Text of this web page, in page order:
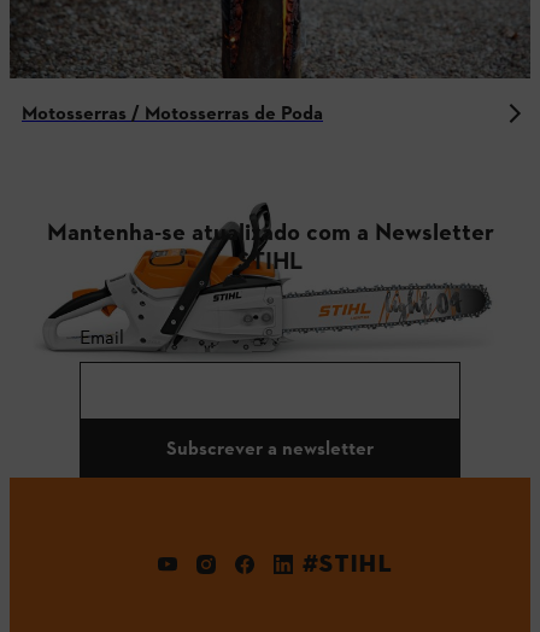
Motosserras / Motosserras de Poda
Mantenha-se atualizado com a Newsletter
STIHL
Email
Subscrever a newsletter
#STIHL